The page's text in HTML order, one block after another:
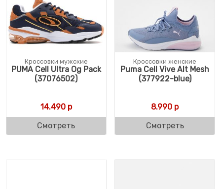
Кроссовки мужские
PUMA Cell Ultra Og Pack
(37076502)
14.490р
Смотреть
Кроссовки женские
Puma Cell Vive Alt Mesh
(377922-blue)
8.990 р
Смотреть